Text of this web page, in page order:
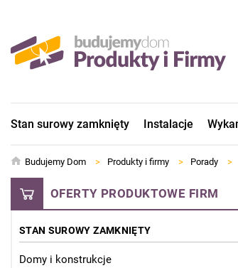
Stan surowy zamknięty Instalacje
Budujemy Dom > Produkty i firmy > Porady >
OFERTY PRODUKTOWE FIRM
STAN SUROWY ZAMKNIĘTY
Domy i konstrukcje